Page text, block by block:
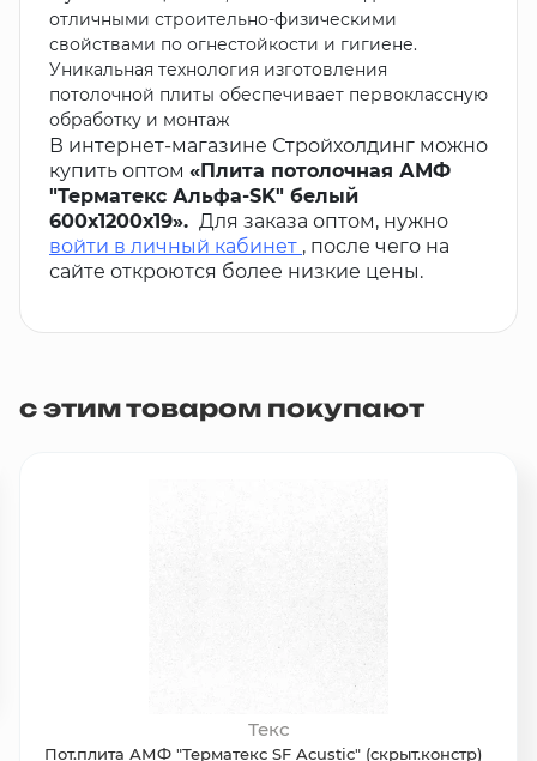
отличными строительно-физическими
свойствами по огнестойкости и гигиене.
Уникальная технология изготовления
потолочной плиты обеспечивает первоклассную
обработку и монтаж
В интернет-магазине Стройхолдинг можно
купить оптом «Плита потолочная АМФ
"Терматекс Альфа-SK" белый
600х1200х19». Для заказа оптом, нужно
войти в личный кабинет , после чего на
сайте откроются более низкие цены.
с этим товаром покупают
Текс
Пот.плита АМФ "Терматекс SF Acustic" (скрыт.констр)